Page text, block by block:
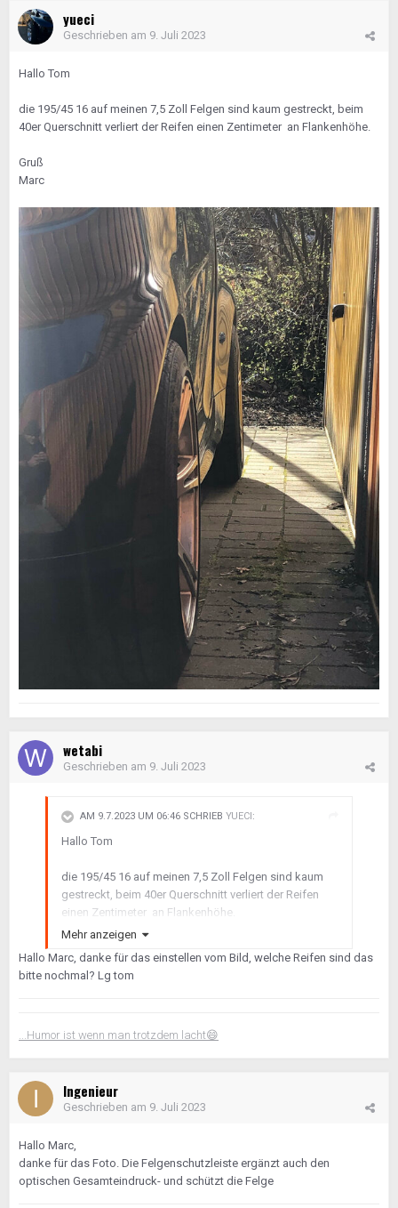
yueci
Geschrieben am 9. Juli 2023
Hallo Tom
die 195/45 16 auf meinen 7,5 Zoll Felgen sind kaum gestreckt, beim
40er Querschnitt verliert der Reifen einen Zentimeter an Flankenhöhe.
Gruß
Marc
wetabi
Geschrieben am 9. Juli 2023
AM 9.7.2023 UM 06:46 SCHRIEB YUECI :
Hallo Tom
die 195/45 16 auf meinen 7,5 Zoll Felgen sind kaum
gestreckt, beim 40er Querschnitt verliert der Reifen
einen Zentimeter an Flankenhöhe.
Marc
Mehr anzeigen
Hallo Marc, danke für das einstellen vom Bild, welche Reifen sind das
bitte nochmal? Lg tom
...Humor ist wenn man trotzdem lacht😄
Ingenieur
Geschrieben am 9. Juli 2023
Hallo Marc,
danke für das Foto. Die Felgenschutzleiste ergänzt auch den
optischen Gesamteindruck- und schützt die Felge